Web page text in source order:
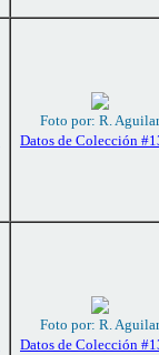
Foto por: R. Aguilar
Datos de Colección
Foto por: R. Aguilar
Datos de Colección